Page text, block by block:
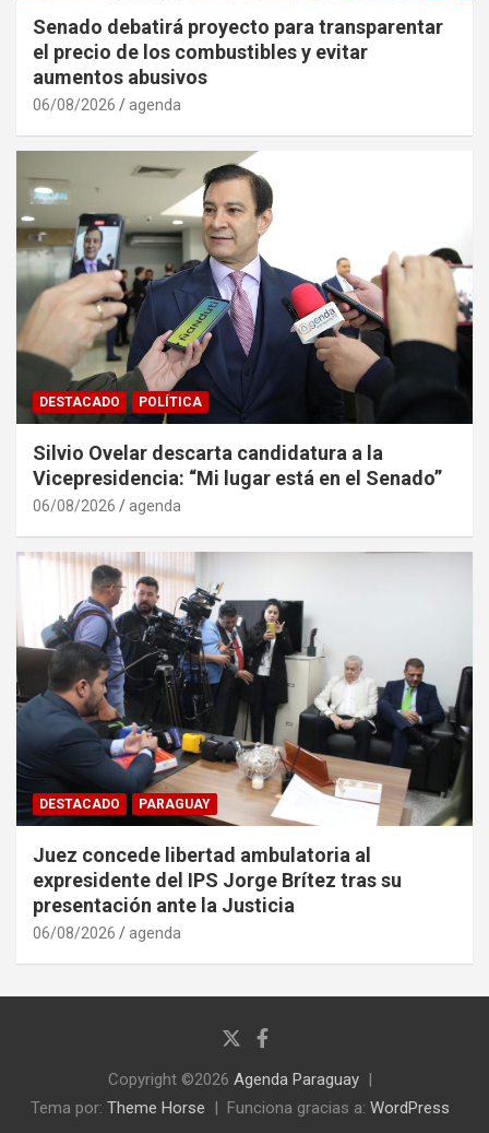
Senado debatirá proyecto para transparentar
el precio de los combustibles y evitar
aumentos abusivos
06/08/2026 agenda
DESTACADO POLÍTICA
Silvio Ovelar descarta candidatura a la
Vicepresidencia: “Mi lugar está en el Senado”
06/08/2026 agenda
DESTACADO PARAGUAY
Juez concede libertad ambulatoria al
expresidente del IPS Jorge Brítez tras su
presentación ante la Justicia
06/08/2026 agenda
Copyright ©2026 Agenda Paraguay
Tema por: Theme Horse Funciona gracias a: WordPress